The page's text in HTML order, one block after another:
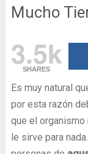
Mucho
3.5k
SHARES
Es muy natural
por esta razón
que el organismo
le sirve para